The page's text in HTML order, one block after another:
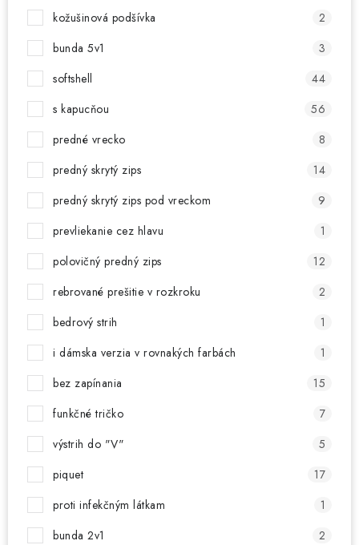
kožušinová podšívka
2
bunda 5v1
3
softshell
44
s kapucňou
56
predné vrecko
8
predný skrytý zips
14
predný skrytý zips pod vreckom
9
prevliekanie cez hlavu
1
polovičný predný zips
12
rebrované prešitie v rozkroku
2
bedrový strih
1
i dámska verzia v rovnakých farbách
1
bez zapínania
15
funkčné tričko
7
výstrih do "V"
5
piquet
17
proti infekčným látkam
1
bunda 2v1
2